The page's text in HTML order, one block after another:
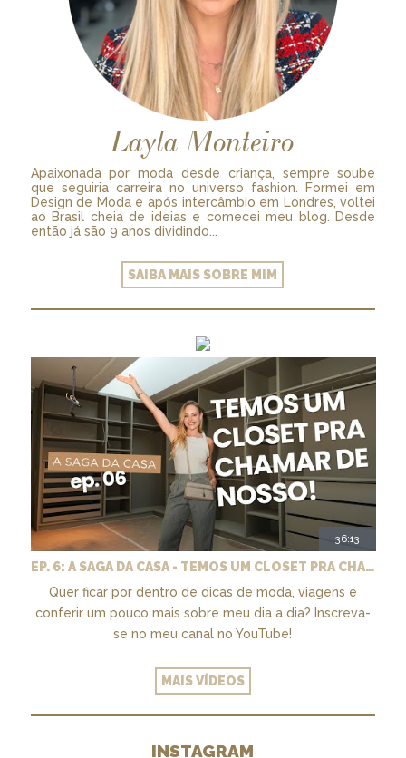
Layla Monteiro
Apaixonada por moda desde criança, sempre soube
que seguiria carreira no universo fashion. Formei em
Design de Moda e após intercâmbio em Londres, voltei
ao Brasil cheia de ideias e comecei meu blog. Desde
então já são 9 anos dividindo...
SAIBA MAIS SOBRE MIM
36:13
EP. 6: A SAGA DA CASA - TEMOS UM CLOSET PRA CHAMAR DE NOSSO + MARCENARIA E PAISAGISMO
Quer ficar por dentro de dicas de moda, viagens e
conferir um pouco mais sobre meu dia a dia? Inscreva-
se no meu canal no YouTube!
MAIS VÍDEOS
INSTAGRAM